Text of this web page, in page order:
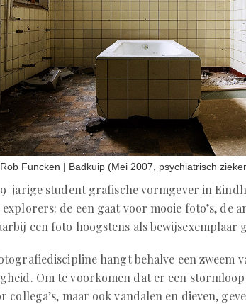
Funcken | Badkuip (Mei 2007, psychiatrisch
jarige student grafische vormgever in
de een gaat voor mooie foto’s, de
een foto hoogstens als bewijsexemplaar
hangt behalve een zweem
Om te voorkomen dat er een
collega’s, maar ook vandalen en dieven,